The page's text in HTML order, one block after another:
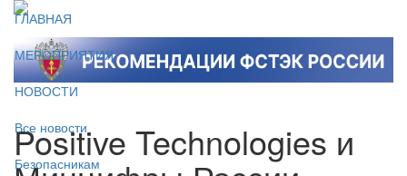
ГЛАВНАЯ
МЕРОПРИЯТИЯ
НОВОСТИ
Все новости
Безопасникам
Positive Technologies и